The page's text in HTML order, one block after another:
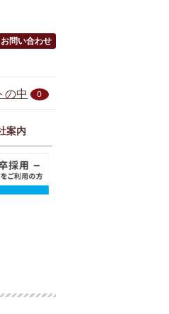
お問い合わせ
の中 0
案内